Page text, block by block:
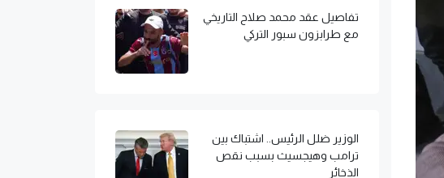
تفاصيل عقد محمد صلاح التاريخي
مع طرابزون سبور التركي
الوزير ضلل الرئيس.. اشتباك بين
ترامب وهيجسيث بسبب نقص
الذخائر